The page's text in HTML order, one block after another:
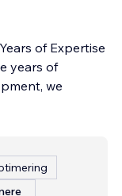
of Expertise
years of
we